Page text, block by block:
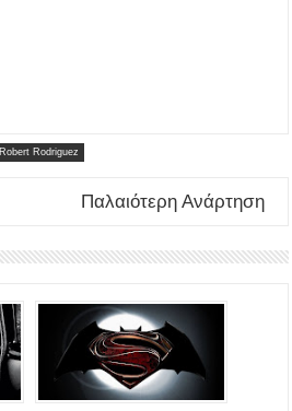
Robert Rodriguez
Παλαιότερη Ανάρτηση